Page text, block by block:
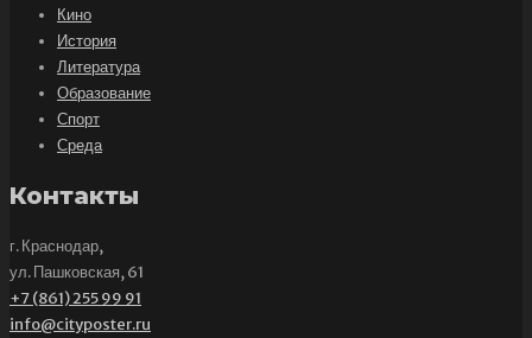
Кино
История
Литература
Образование
Спорт
Среда
Контакты
г. Краснодар,
ул. Пашковская, 61
+7 (861) 255 99 91
info@cityposter.ru